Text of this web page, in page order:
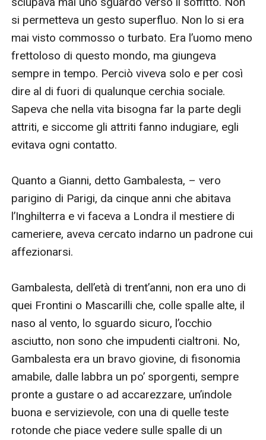
si permetteva un gesto superfluo. Non lo si era
mai visto commosso o turbato. Era l’uomo meno
frettoloso di questo mondo, ma giungeva
sempre in tempo. Perciò viveva solo e per così
dire al di fuori di qualunque cerchia sociale.
Sapeva che nella vita bisogna far la parte degli
attriti, e siccome gli attriti fanno indugiare, egli
evitava ogni contatto.
Quanto a Gianni, detto Gambalesta, – vero
parigino di Parigi, da cinque anni che abitava
l’Inghilterra e vi faceva a Londra il mestiere di
cameriere, aveva cercato indarno un padrone cui
affezionarsi.
Gambalesta, dell’età di trent’anni, non era uno di
quei Frontini o Mascarilli che, colle spalle alte, il
naso al vento, lo sguardo sicuro, l’occhio
asciutto, non sono che impudenti cialtroni. No,
Gambalesta era un bravo giovine, di fisonomia
amabile, dalle labbra un po’ sporgenti, sempre
pronte a gustare o ad accarezzare, un’indole
buona e servizievole, con una di quelle teste
rotonde che piace vedere sulle spalle di un